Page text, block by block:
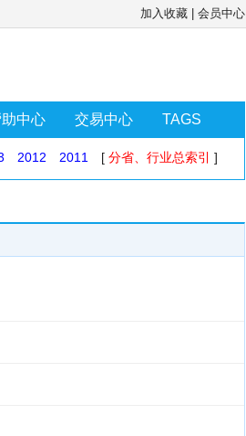
加入收藏 会员中心
中心 交易中心 TAGS
2012 2011 [ 分省、行业总索引 ]